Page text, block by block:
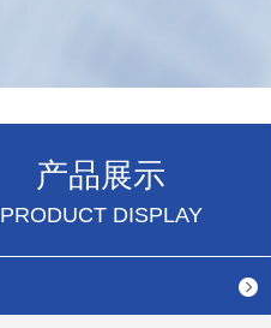
产品展示
PRODUCT DISPLAY